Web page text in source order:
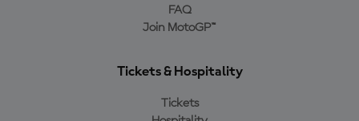
FAQ
Join MotoGP™
Tickets & Hospitality
Tickets